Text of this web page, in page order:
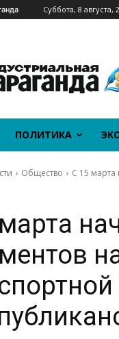
Суббота, 8 августа,
ПОЛИТИКА
Общество С 15 марта